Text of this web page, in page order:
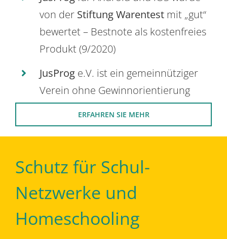
von der Stiftung Warentest mit „gut“
bewertet – Bestnote als kostenfreies
Produkt (9/2020)
JusProg e.V. ist ein gemeinnütziger
Verein ohne Gewinnorientierung
ERFAHREN SIE MEHR
Schutz für Schul-
Netzwerke und
Homeschooling